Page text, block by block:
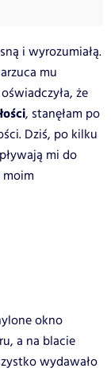
i wyrozumiałą.
mu
że
, stanęłam po
Dziś, po kilku
mi do
moim
okno
a na blacie
wydawało